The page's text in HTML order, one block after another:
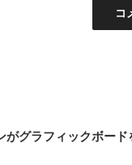
がグラフィックボード